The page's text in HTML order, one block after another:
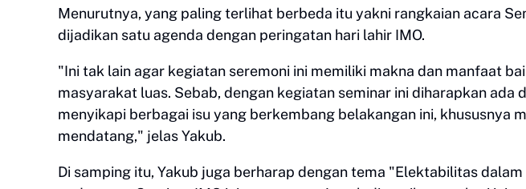
Menurutnya, yang paling terlihat berbeda itu yakni rangkaian acara
dijadikan satu agenda dengan peringatan hari lahir IMO.
"Ini tak lain agar kegiatan seremoni ini memiliki makna dan manfaat
masyarakat luas. Sebab, dengan kegiatan seminar ini diharapkan ada
menyikapi berbagai isu yang berkembang belakangan ini, khususnya
mendatang," jelas Yakub.
Di samping itu, Yakub juga berharap dengan tema "Elektabilitas